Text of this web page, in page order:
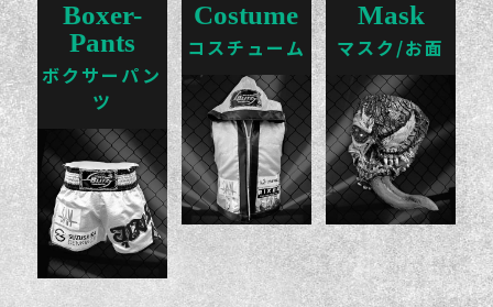
Boxer-
Pants
ボクサーパン
ツ
Costume
コスチューム
Mask
マスク/お面